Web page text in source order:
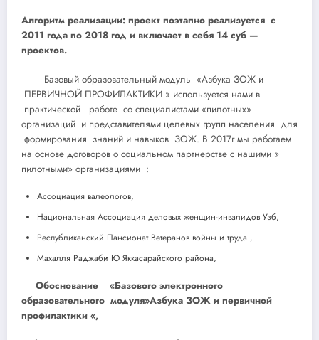
Алгоритм реализации: проект поэтапно реализуется с
2011 года по 2018 год и включает в себя 14 суб —
проектов.
Базовый образовательный модуль «Азбука ЗОЖ и
ПЕРВИЧНОЙ ПРОФИЛАКТИКИ » используется нами в
практической работе со специалистами «пилотных»
организаций и представителями целевых групп населения для
формирования знаний и навыков ЗОЖ. В 2017г мы работаем
на основе договоров о социальном партнерстве с нашими »
пилотными» организациями :
Ассоциация валеологов,
Национальная Ассоциация деловых женщин-инвалидов Узб,
Республиканский Пансионат Ветеранов войны и труда ,
Махалля Раджаби Ю Яккасарайского района,
Обоснование «Базового электронного
образовательного модуля»Азбука ЗОЖ и первичной
профилактики «,